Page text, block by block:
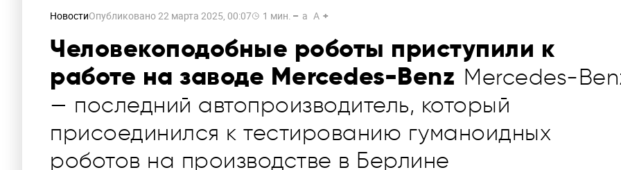
НовостиОпубликовано22 марта 2025, 00:07 1 мин. a A
Человекоподобные роботы приступили к
работе на заводе Mercedes-Benz Mercedes-
— последний автопроизводитель, который
присоединился к тестированию гуманоидных
роботов на производстве в Берлине